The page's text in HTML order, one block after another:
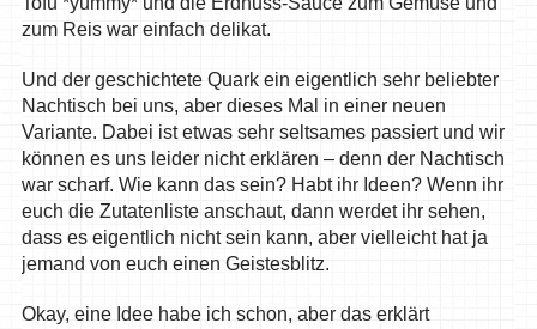
zum Reis war einfach delikat.
Und der geschichtete Quark ein eigentlich sehr beliebter
Nachtisch bei uns, aber dieses Mal in einer neuen
Variante. Dabei ist etwas sehr seltsames passiert und wir
können es uns leider nicht erklären – denn der Nachtisch
war scharf. Wie kann das sein? Habt ihr Ideen? Wenn ihr
euch die Zutatenliste anschaut, dann werdet ihr sehen,
dass es eigentlich nicht sein kann, aber vielleicht hat ja
jemand von euch einen Geistesblitz.
Okay, eine Idee habe ich schon, aber das erklärt